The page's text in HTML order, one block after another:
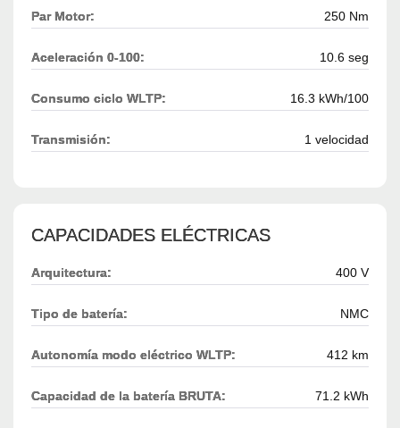
Par Motor: 250 Nm
Aceleración 0-100: 10.6 seg
Consumo ciclo WLTP: 16.3 kWh/100
Transmisión: 1 velocidad
CAPACIDADES ELÉCTRICAS
Arquitectura: 400 V
Tipo de batería: NMC
Autonomía modo eléctrico WLTP: 412 km
Capacidad de la batería BRUTA: 71.2 kWh